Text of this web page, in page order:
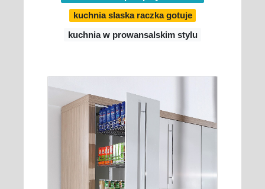
kuchnia slaska raczka gotuje
kuchnia w prowansalskim stylu